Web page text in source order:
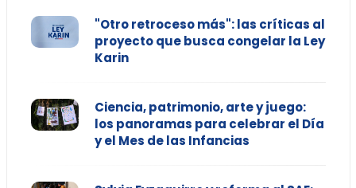
"Otro retroceso más": las críticas al
proyecto que busca congelar la Ley
Karin
Ciencia, patrimonio, arte y juego:
los panoramas para celebrar el Día
y el Mes de las Infancias